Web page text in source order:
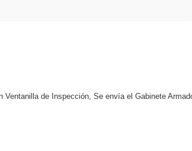
de Inspección, Se envía el Gabinete